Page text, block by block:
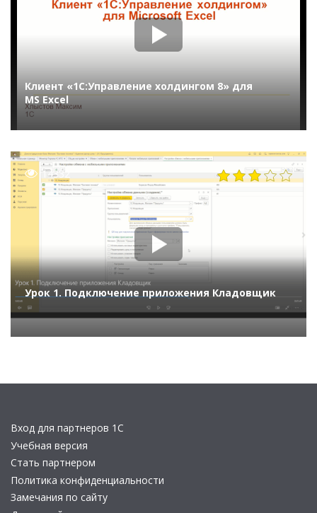
Клиент «1С:Управление холдингом 8» для
MS Excel
14332
Урок 1. Подключение приложения Кладовщик
Вход для партнеров 1С
Учебная версия
Стать партнером
Политика конфиденциальности
Замечания по сайту